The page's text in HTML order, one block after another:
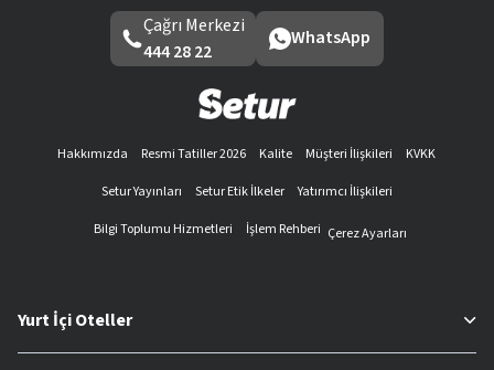
Çağrı Merkezi
444 28 22
WhatsApp
Hakkımızda Resmi Tatiller 2026 Kalite Müşteri İlişkileri
KVKK
Setur Yayınları
Setur Etik İlkeler
Yatırımcı İlişkileri
Bilgi Toplumu Hizmetleri
İşlem Rehberi Çerez Ayarları
Yurt İçi Oteller